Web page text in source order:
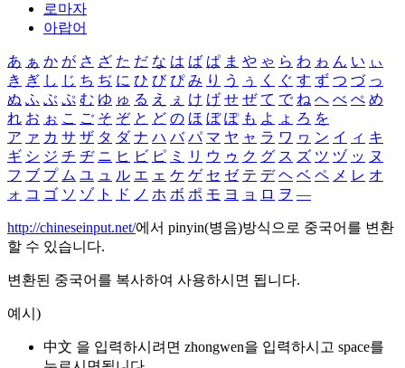
로마자
아랍어
あ ぁ か が さ ざ た だ な は ば ぱ ま や ゃ ら わ ゎ ん い ぃ
き ぎ し じ ち ぢ に ひ び ぴ み り う ぅ く ぐ す ず つ づ っ
ぬ ふ ぶ ぷ む ゆ ゅ る え ぇ け げ せ ぜ て で ね へ べ ぺ め
れ お ぉ こ ご そ ぞ と ど の ほ ぼ ぽ も よ ょ ろ を
ア ァ カ サ ザ タ ダ ナ ハ バ パ マ ヤ ャ ラ ワ ヮ ン イ ィ キ
ギ シ ジ チ ヂ ニ ヒ ビ ピ ミ リ ウ ゥ ク グ ス ズ ツ ヅ ッ ヌ
フ ブ プ ム ユ ュ ル エ ェ ケ ゲ セ ゼ テ デ ヘ ベ ペ メ レ オ
ォ コ ゴ ソ ゾ ト ド ノ ホ ボ ポ モ ヨ ョ ロ ヲ ―
http://chineseinput.net/에서 pinyin(병음)방식으로 중국어를 변환
할 수 있습니다.
변환된 중국어를 복사하여 사용하시면 됩니다.
예시)
中文 을 입력하시려면 zhongwen을 입력하시고 space를